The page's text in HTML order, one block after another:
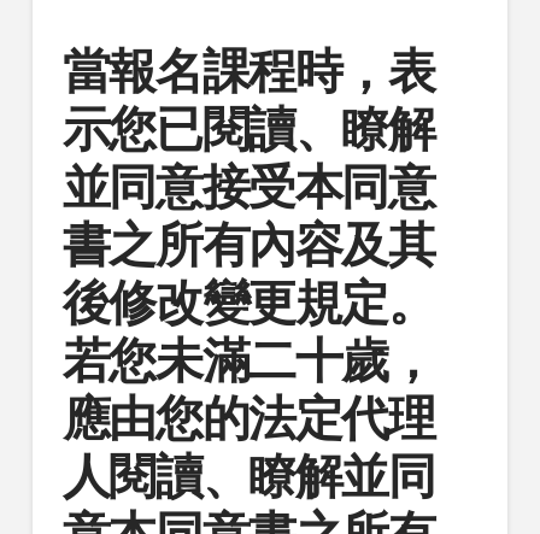
當報名課程時，表
示您已閱讀、瞭解
並同意接受本同意
書之所有內容及其
後修改變更規定。
若您未滿二十歲，
應由您的法定代理
人閱讀、瞭解並同